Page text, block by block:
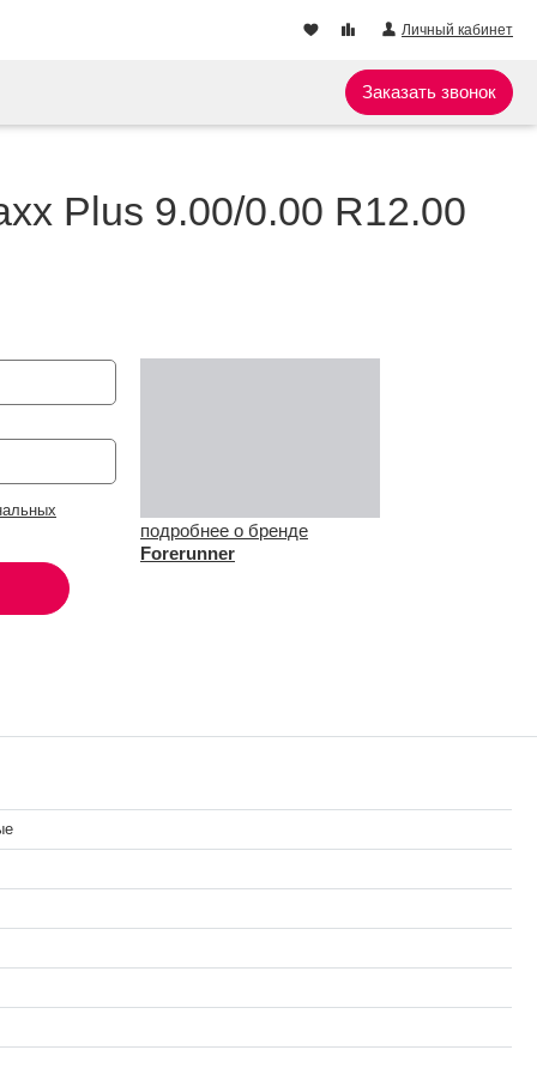
Личный кабинет
Заказать звонок
Plus 9.00/0.00 R12.00
подробнее о бренде
Forerunner